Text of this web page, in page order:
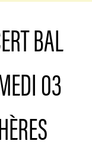
BAL
03